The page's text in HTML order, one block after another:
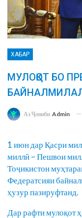
ХАБАР
МУЛОҚОТ БО
Аз Ҷониби Admin
1 июн дар Қасри
миллӣ – Пешвои
Тоҷикистон
Федератсияи
ҳузур пазируфтанд.
Дар рафти мулоқот